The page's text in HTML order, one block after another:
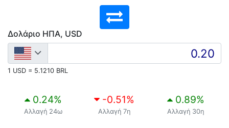
Δολάριο ΗΠΑ, USD
1 USD = 5.1210 BRL
0.24%
Αλλαγή 24ω
-0.51%
Αλλαγή 7η
0.89%
Αλλαγή 30η